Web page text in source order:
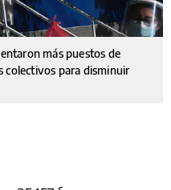
más puestos de
colectivos para disminuir